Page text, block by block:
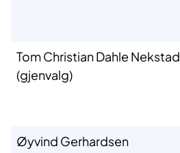
Tom Christian Dahle Nekstad
(gjenvalg)
Øyvind Gerhardsen